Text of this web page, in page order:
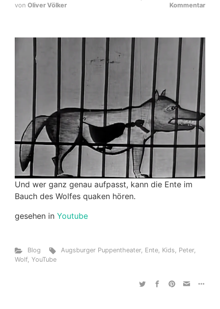
von Oliver Völker
Kommentar
Und wer ganz genau aufpasst, kann die Ente im
Bauch des Wolfes quaken hören.
gesehen in Youtube
Blog Augsburger Puppentheater, Ente, Kids, Peter,
Wolf, YouTube